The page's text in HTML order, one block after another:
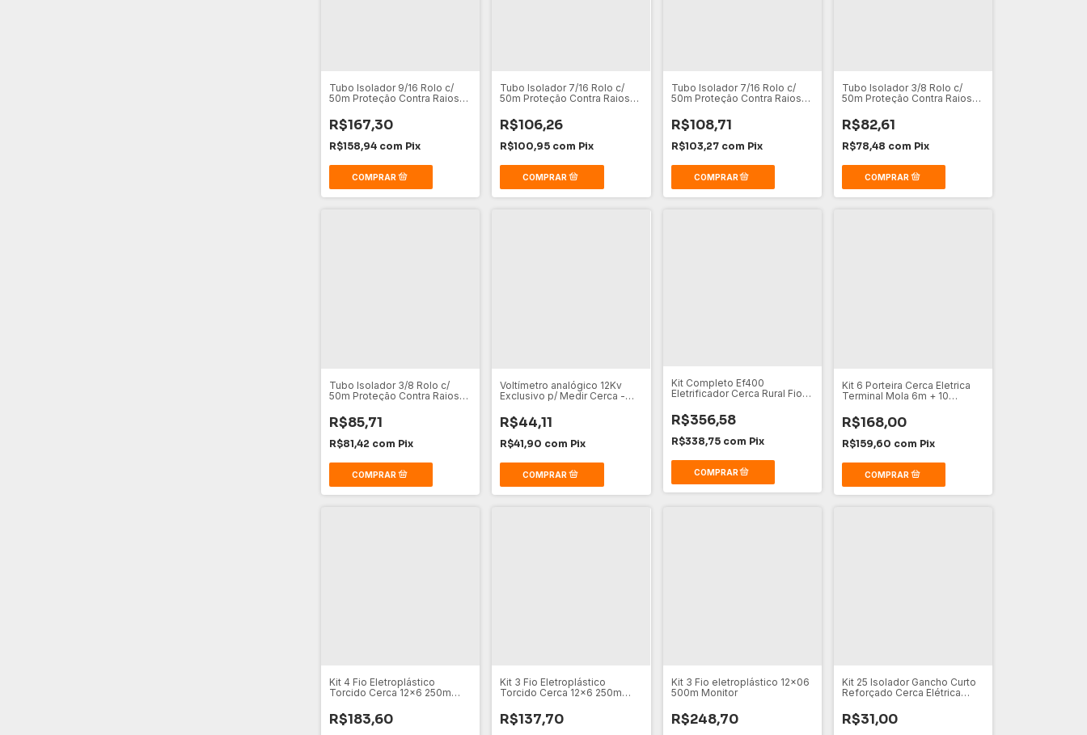
Tubo Isolador 9/16 Rolo c/
50m Proteção Contra Raios
R$167,30
R$158,94 com Pix
Tubo Isolador 7/16 Rolo c/
50m Proteção Contra Raios
R$106,26
R$100,95 com Pix
Tubo Isolador 7/16 Rolo c/
50m Proteção Contra Raios
R$108,71
R$103,27 com Pix
Tubo Isolador 3/8 Rolo c/
50m Proteção Contra Raios
R$82,61
R$78,48 com Pix
Tubo Isolador 3/8 Rolo c/
50m Proteção Contra Raios
R$85,71
R$81,42 com Pix
Voltímetro analógico 12Kv
Exclusivo p/ Medir Cerca -
R$44,11
R$41,90 com Pix
Kit Completo Ef400
Eletrificador Cerca Rural Fio
R$356,58
R$338,75 com Pix
Kit 6 Porteira Cerca Eletrica
Terminal Mola 6m + 10
R$168,00
R$159,60 com Pix
Kit 4 Fio Eletroplástico
Torcido Cerca 12x6 250m
R$183,60
Kit 3 Fio Eletroplástico
Torcido Cerca 12x6 250m
R$137,70
Kit 3 Fio eletroplástico 12x06
500m Monitor
R$248,70
Kit 25 Isolador Gancho Curto
Reforçado Cerca Elétrica
R$31,00